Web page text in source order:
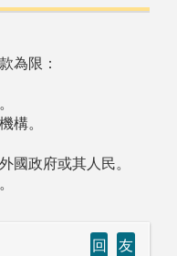
為限：
構。
國政府或其人民。
回
友